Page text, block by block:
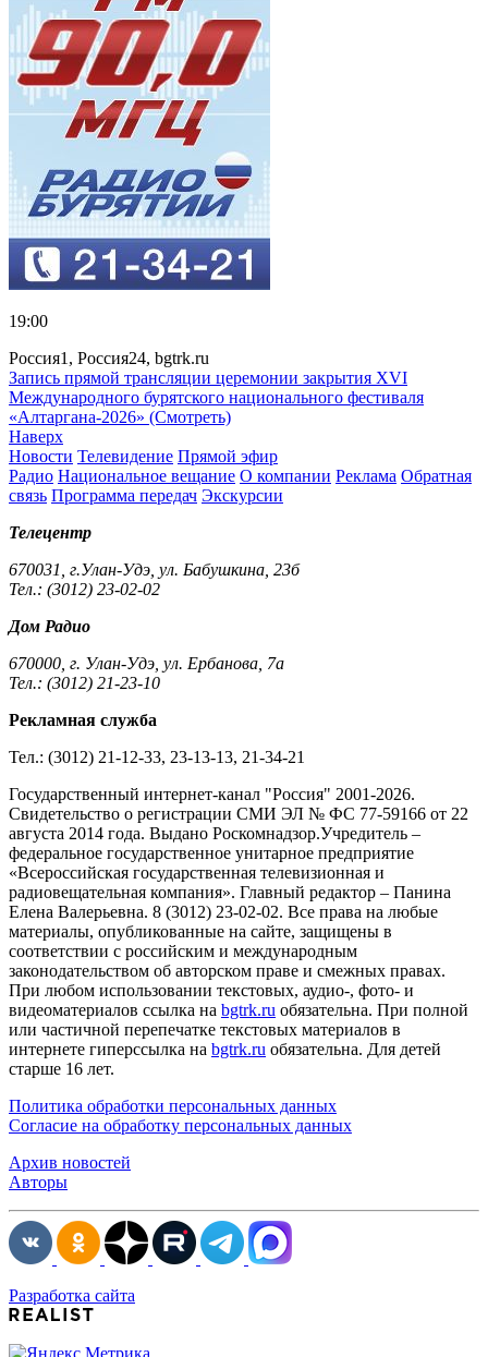
19:00
Россия1, Россия24, bgtrk.ru
Запись прямой трансляции церемонии закрытия XVI
Международного бурятского национального фестиваля
«Алтаргана-2026» (Смотреть)
Наверх
Новости Телевидение Прямой эфир
Радио Национальное вещание О компании Реклама Обратная
связь Программа передач Экскурсии
Телецентр
670031, г.Улан-Удэ, ул. Бабушкина, 23б
Тел.: (3012) 23-02-02
Дом Радио
670000, г. Улан-Удэ, ул. Ербанова, 7а
Тел.: (3012) 21-23-10
Рекламная служба
Тел.: (3012) 21-12-33, 23-13-13, 21-34-21
Государственный интернет-канал "Россия" 2001-2026.
Cвидетельство о регистрации СМИ ЭЛ № ФС 77-59166 от 22
августа 2014 года. Выдано Роскомнадзор.Учредитель –
федеральное государственное унитарное предприятие
«Всероссийская государственная телевизионная и
радиовещательная компания». Главный редактор – Панина
Елена Валерьевна. 8 (3012) 23-02-02. Все права на любые
материалы, опубликованные на сайте, защищены в
соответствии с российским и международным
законодательством об авторском праве и смежных правах.
При любом использовании текстовых, аудио-, фото- и
видеоматериалов ссылка на bgtrk.ru обязательна. При полной
или частичной перепечатке текстовых материалов в
интернете гиперссылка на bgtrk.ru обязательна. Для детей
старше 16 лет.
Политика обработки персональных данных
Согласие на обработку персональных данных
Архив новостей
Авторы
Разработка сайта